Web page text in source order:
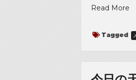
Read More“は
メ
ニ
ュ
Tagged